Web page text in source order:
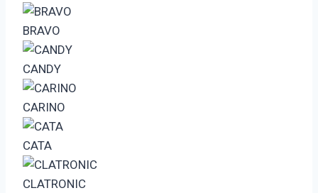
BRAVO
CANDY
CARINO
CATA
CLATRONIC